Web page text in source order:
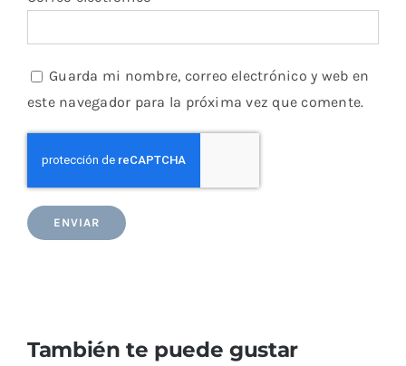
Guarda mi nombre, correo electrónico y web en
este navegador para la próxima vez que comente.
También te puede gustar